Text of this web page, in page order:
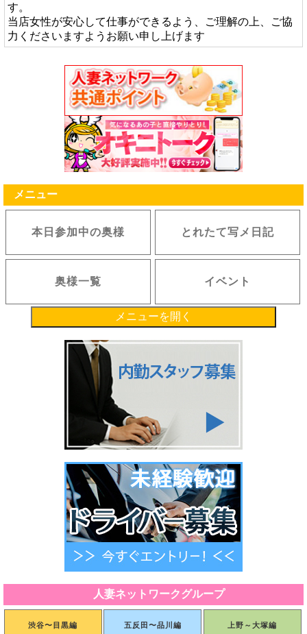
す。
当店女性が安心して仕事ができるよう、ご理解の上、ご協
力くださいますようお願い申し上げます
メニュー
本日参加中の奥様 とれたて写メ日記
奥様一覧 イベント
メニューを開く
人妻ネットワークグループ
渋谷〜目黒編 五反田〜品川編 上野～大塚編